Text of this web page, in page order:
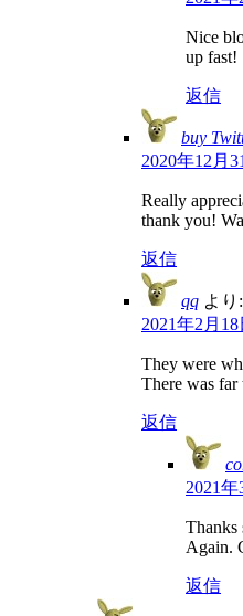
Nice
up fast!
返信
buy
2020年12月
Really
thank you!
返信
qq より:
2021年2月
They were
There was far
返信
2021
Thanks
Again.
返信